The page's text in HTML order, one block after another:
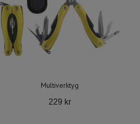
Multiverktyg
229 kr